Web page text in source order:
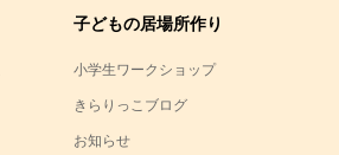
子どもの居場所作り
小学生ワークショップ
きらりっこブログ
お知らせ